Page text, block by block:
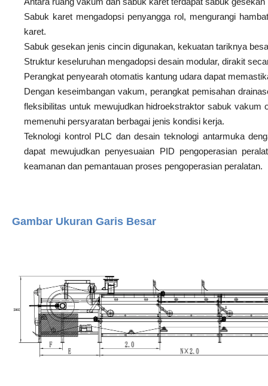
Sabuk karet mengadopsi penyangga rol, mengurangi
karet.
Sabuk gesekan jenis cincin digunakan, kekuatan tariknya
Struktur keseluruhan mengadopsi desain modular, dirakit
Perangkat penyearah otomatis kantung udara dapat
Dengan keseimbangan vakum, perangkat pemisahan
fleksibilitas untuk mewujudkan hidroekstraktor sabuk vakum
memenuhi persyaratan berbagai jenis kondisi kerja.
Teknologi kontrol PLC dan desain teknologi antarmuka
dapat mewujudkan penyesuaian PID pengoperasian
keamanan dan pemantauan proses pengoperasian peralatan.
Gambar Ukuran Garis Besar